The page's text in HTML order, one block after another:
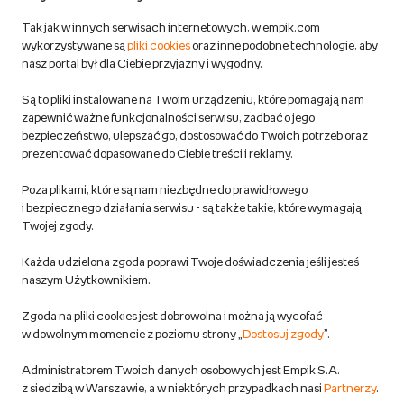
Zwroty
Reklamacje
Regulamin empik.com
Pozostałe Regulaminy Empiku
Polityka prywatności empik.com
produktów niebezpiecznych
Dostosuj zgody
Polityka prywatności empik
Do 100 zł na pierwsze zakupy w aplikacji. Pobierz i
korzystaj z kodów zniżkowych.Dowiedz się więcej
Tak jak w innych serwisach internetowych, w empik.com
wykorzystywane sąpliki cookiesoraz inne podobne technologie, aby
nasz portal był dla Ciebie przyjazny i wygodny.
Są to pliki instalowane na Twoim urządzeniu, które pomagają nam
zapewnić ważne funkcjonalności serwisu, zadbać o jego
bezpieczeństwo, ulepszać go, dostosować do Twoich potrzeb oraz
prezentować dopasowane do Ciebie treści i reklamy.
Poza plikami, które są nam niezbędne do prawidłowego
i bezpiecznego działania serwisu - są także takie, które wymagają
Twojej zgody.
Każda udzielona zgoda poprawi Twoje doświadczenia jeśli jesteś
naszym Użytkownikiem.
Zgoda na pliki cookies jest dobrowolna i można ją wycofać
w dowolnym momencie z poziomu strony „ Dostosuj zgody”.
Administratorem Twoich danych osobowych jest Empik S.A.
z siedzibą w Warszawie, a w niektórych przypadkach nasi Partnerzy.